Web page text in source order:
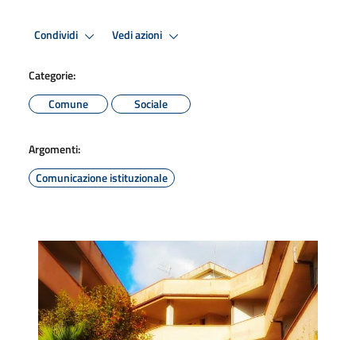
Condividi Vedi azioni
Categorie:
Comune
Sociale
Argomenti:
Comunicazione istituzionale